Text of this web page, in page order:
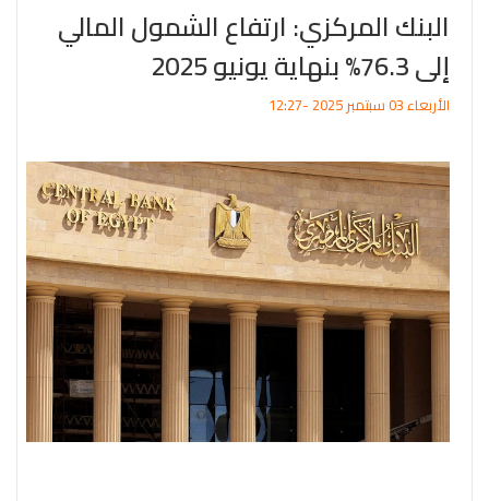
البنك المركزي: ارتفاع الشمول المالي
إلى 76.3% بنهاية يونيو 2025
الأربعاء 03 سبتمبر 2025 -12:27